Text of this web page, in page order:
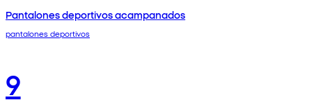
Pantalones deportivos acampanados
pantalones deportivos
9